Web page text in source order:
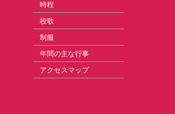
時程
校歌
制服
年間の主な行事
アクセスマップ